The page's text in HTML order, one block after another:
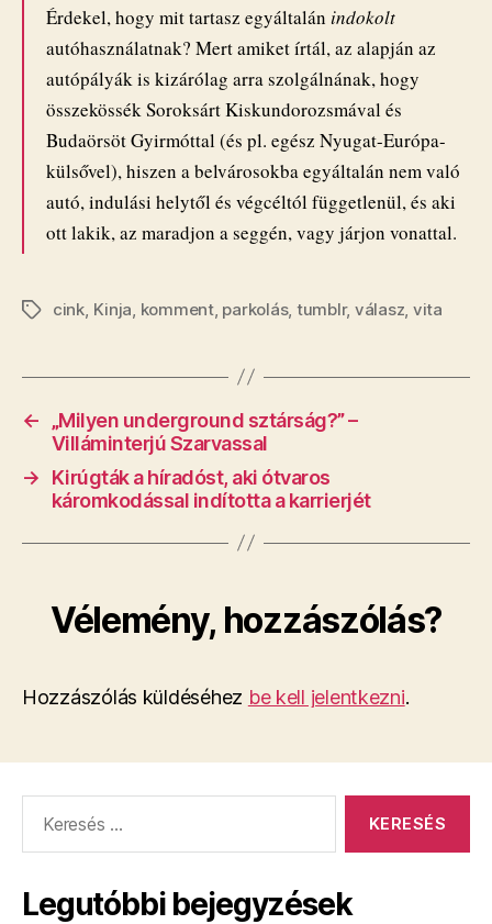
Érdekel, hogy mit tartasz egyáltalán indokolt
autóhasználatnak? Mert amiket írtál, az alapján az
autópályák is kizárólag arra szolgálnának, hogy
összekössék Soroksárt Kiskundorozsmával és
Budaörsöt Gyirmóttal (és pl. egész Nyugat-Európa-
külsővel), hiszen a belvárosokba egyáltalán nem való
autó, indulási helytől és végcéltól függetlenül, és aki
ott lakik, az maradjon a seggén, vagy járjon vonattal.
Címkék
cink Kinja komment, parkolás, tumblr, válasz vita
←
„Milyen underground sztárság?” –
Villáminterjú Szarvassal
→
Kirúgták a híradóst, aki ótvaros
káromkodással indította a karrierjét
Vélemény, hozzászólás?
Hozzászólás küldéséhez be kell jelentkezni.
Legutóbbi bejegyzések